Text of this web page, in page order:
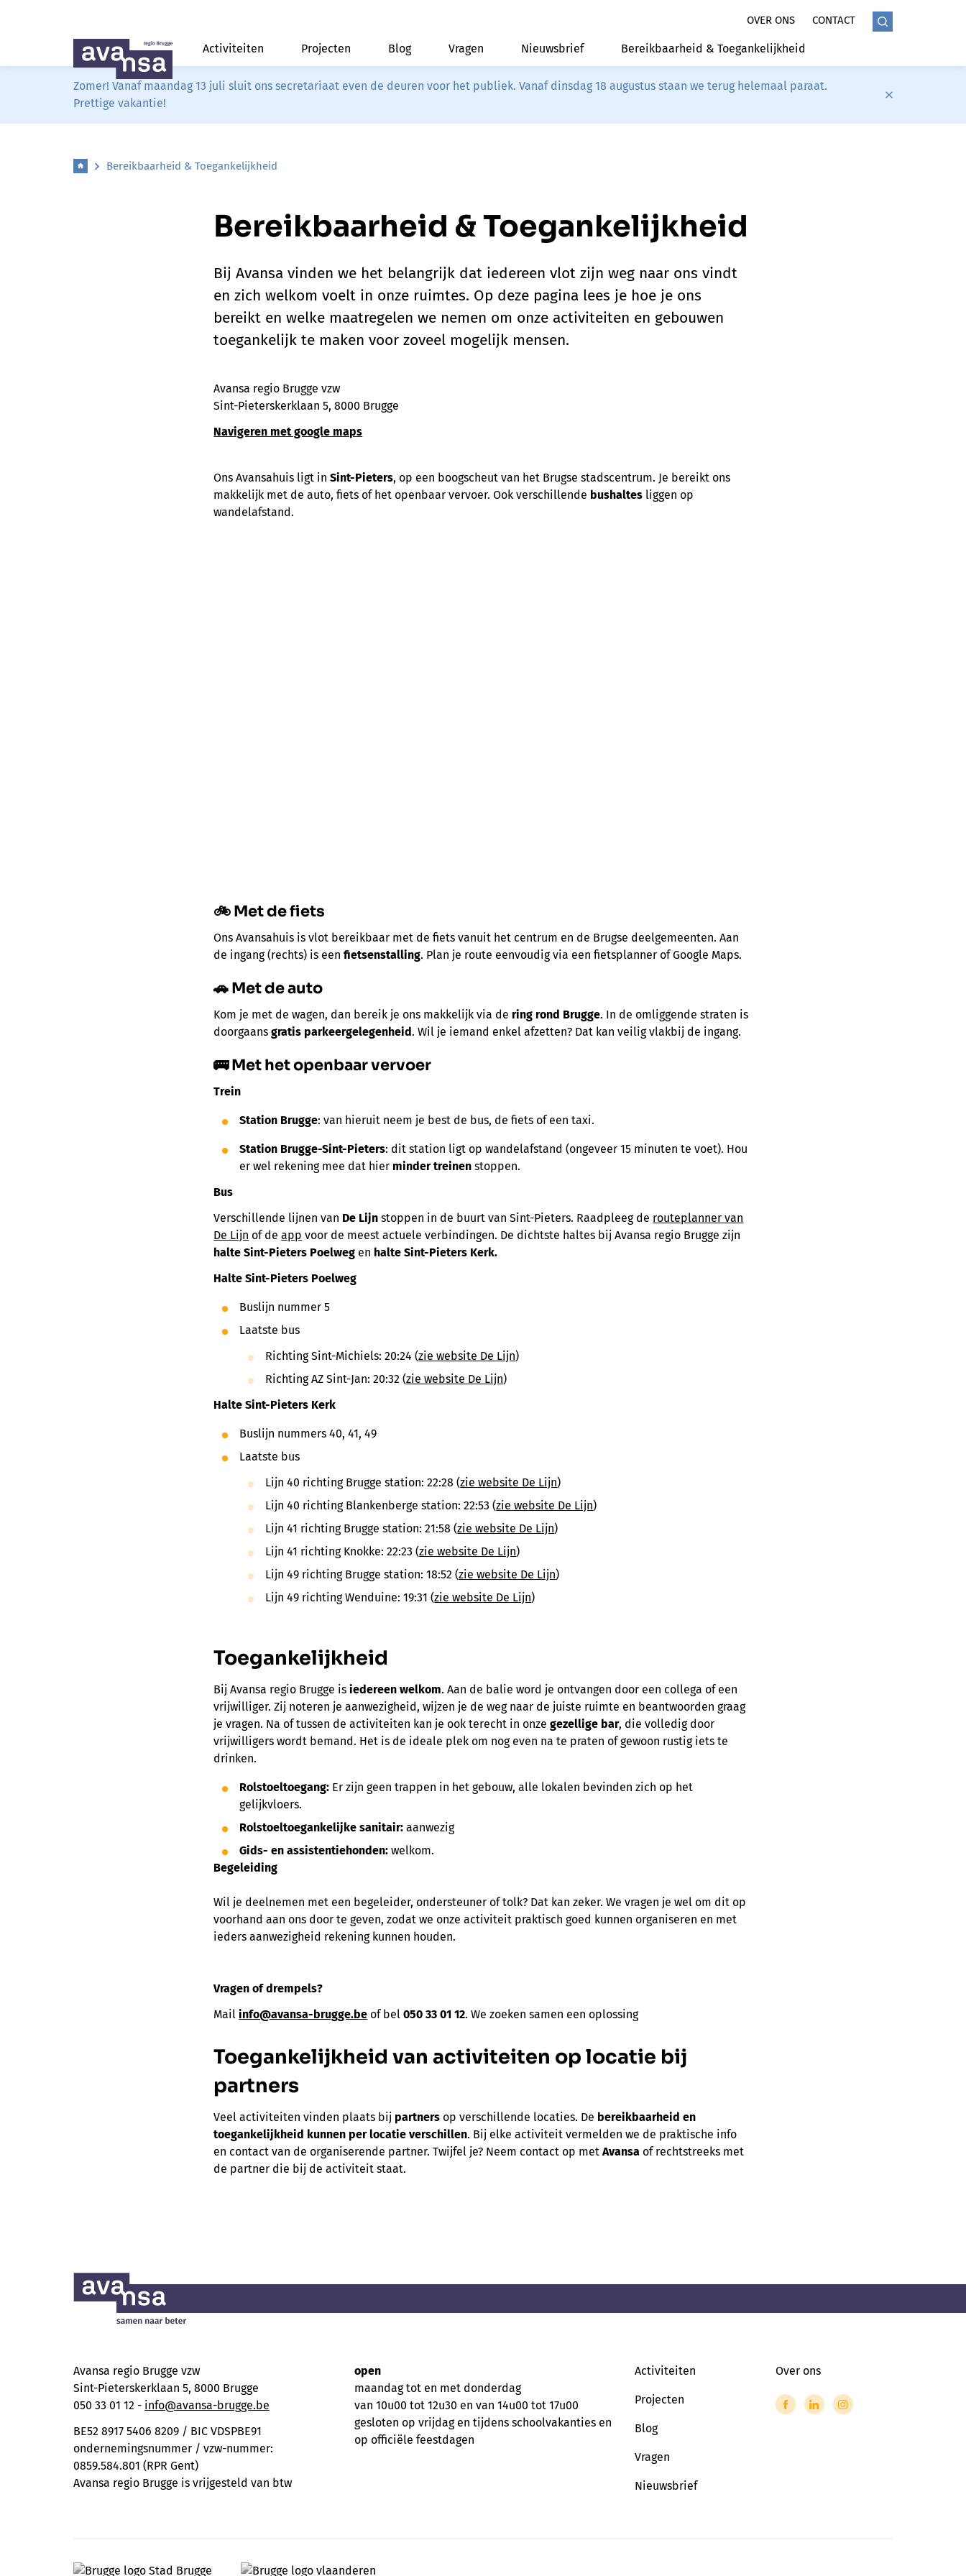
OVER ONS CONTACT
Activiteiten Projecten Blog Vragen Nieuwsbrief Bereikbaarheid & Toegankelijkheid
Zomer! Vanaf maandag 13 juli sluit ons secretariaat even de deuren voor het publiek. Vanaf dinsdag 18 augustus staan we terug helemaal paraat.
Prettige vakantie!
Bereikbaarheid & Toegankelijkheid
Bereikbaarheid & Toegankelijkheid
Bij Avansa vinden we het belangrijk dat iedereen vlot zijn weg naar ons vindt
en zich welkom voelt in onze ruimtes. Op deze pagina lees je hoe je ons
bereikt en welke maatregelen we nemen om onze activiteiten en gebouwen
toegankelijk te maken voor zoveel mogelijk mensen.
Avansa regio Brugge vzw
Sint-Pieterskerklaan 5, 8000 Brugge
Navigeren met google maps
Ons Avansahuis ligt inSint-Pieters, op een boogscheut van het Brugse stadscentrum. Je bereikt ons
makkelijk met de auto, fiets of het openbaar vervoer. Ook verschillende bushaltes liggen op
wandelafstand.
🚲 Met de fiets
Ons Avansahuis is vlot bereikbaar met de fiets vanuit het centrum en de Brugse deelgemeenten. Aan
de ingang (rechts) is eenfietsenstalling. Plan je route eenvoudig via een fietsplanner of Google Maps.
🚗 Met de auto
Kom je met de wagen, dan bereik je ons makkelijk via de ring rond Brugge. In de omliggende straten is
doorgaansgratis parkeergelegenheid. Wil je iemand enkel afzetten? Dat kan veilig vlakbij de ingang.
🚌 Met het openbaar vervoer
Trein
Station Brugge: van hieruit neem je best de bus, de fiets of een taxi.
Station Brugge-Sint-Pieters: dit station ligt op wandelafstand (ongeveer 15 minuten te voet). Hou
er wel rekening mee dat hier minder treinen stoppen.
Bus
Verschillende lijnen van De Lijn stoppen in de buurt van Sint-Pieters. Raadpleeg de routeplanner van
De Lijn of deapp voor de meest actuele verbindingen. De dichtste haltes bij Avansa regio Brugge zijn
halte Sint-Pieters Poelweg en halteSint-Pieters Kerk.
Halte Sint-Pieters Poelweg
Buslijn nummer 5
Laatste bus
Richting Sint-Michiels: 20:24 (zie website De Lijn)
Richting AZ Sint-Jan: 20:32 (zie website De Lijn)
HalteSint-Pieters Kerk
Buslijn nummers 40, 41, 49
Laatste bus
Lijn 40 richting Brugge station: 22:28 (zie website De Lijn)
Lijn 40 richting Blankenberge station: 22:53 (zie website De Lijn)
Lijn 41 richting Brugge station: 21:58 (zie website De Lijn)
Lijn 41 richting Knokke: 22:23 (zie website De Lijn)
Lijn 49 richting Brugge station: 18:52 (zie website De Lijn)
Lijn 49 richting Wenduine: 19:31 (zie website De Lijn)
Toegankelijkheid
Bij Avansa regio Brugge isiedereen welkom. Aan de balie word je ontvangen door een collega of een
vrijwilliger. Zij noteren je aanwezigheid, wijzen je de weg naar de juiste ruimte en beantwoorden graag
je vragen. Na of tussen de activiteiten kan je ook terecht in onzegezellige bar, die volledig door
vrijwilligers wordt bemand. Het is de ideale plek om nog even na te praten of gewoon rustig iets te
drinken.
Rolstoeltoegang: Er zijn geen trappen in het gebouw, alle lokalen bevinden zich op het
gelijkvloers.
Rolstoeltoegankelijke sanitair: aanwezig
Gids- en assistentiehonden: welkom.
Begeleiding
Wil je deelnemen met een begeleider, ondersteuner of tolk? Dat kan zeker. We vragen je wel om dit op
voorhand aan ons door te geven, zodat we onze activiteit praktisch goed kunnen organiseren en met
ieders aanwezigheid rekening kunnen houden.
Vragen of drempels?
Mailinfo@avansa-brugge.be of bel050 33 01 12. We zoeken samen een oplossing
Toegankelijkheid van activiteiten op locatie bij
partners
Veel activiteiten vinden plaats bij partners op verschillende locaties. De bereikbaarheid en
toegankelijkheid kunnen per locatie verschillen. Bij elke activiteit vermelden we de praktische info
en contact van de organiserende partner. Twijfel je? Neem contact op metAvansa of rechtstreeks met
de partner die bij de activiteit staat.
Avansa regio Brugge vzw
Sint-Pieterskerklaan 5, 8000 Brugge
050 33 01 12 - info@avansa-brugge.be
BE52 8917 5406 8209 / BIC VDSPBE91
ondernemingsnummer / vzw-nummer:
0859.584.801 (RPR Gent)
Avansa regio Brugge is vrijgesteld van btw
open
maandag tot en met donderdag
van 10u00 tot 12u30 en van 14u00 tot 17u00
gesloten op vrijdag en tijdens schoolvakanties en
op officiële feestdagen
Activiteiten
Projecten
Blog
Vragen
Nieuwsbrief
Over ons